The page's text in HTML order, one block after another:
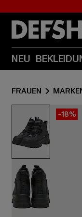
NEU
FRAUEN
-18%